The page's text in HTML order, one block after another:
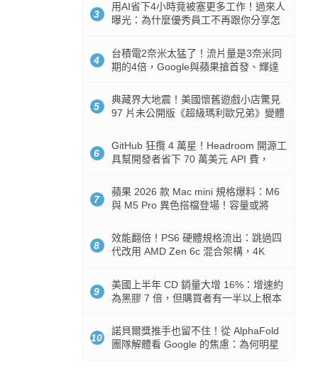
3
用AI省下4小時竟被塞更多工作！過來人
曝光：為什麼優秀員工不再跟你分享怎
4
台積電2奈米太猛了！流片量是3奈米同
期的4倍，Google與蘋果搶首發、輝達
5
典藏界大地震！美國懷舊遊戲小店驚見
97 片未公開版《超級瑪利歐兄弟》變體
6
GitHub 狂攬 4 萬星！Headroom 開源工
具幫開發者省下 70 萬美元 API 費，
7
蘋果 2026 款 Mac mini 規格爆料：M6
與 M5 Pro 異色搭檔登場！容量或將
8
效能翻倍！PS6 硬體規格流出：跳過四
代改用 AMD Zen 6c 混合架構，4K
9
美國上半年 CD 銷量大增 16%：增速約
為黑膠 7 倍，但購買者有一半以上根本
10
諾貝爾獎推手也留不住！從 AlphaFold
團隊解體看 Google 的焦慮：為何明星